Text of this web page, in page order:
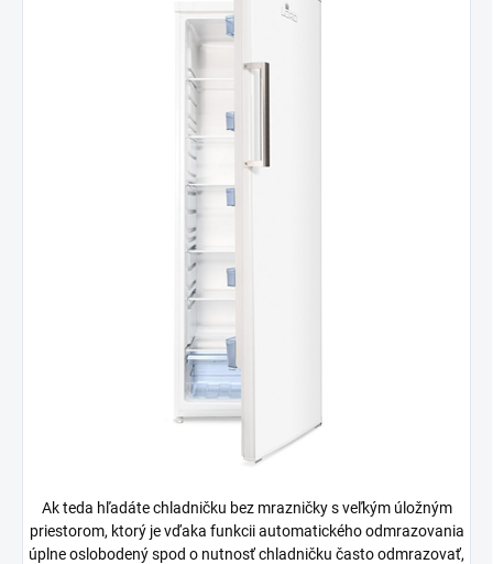
Ak teda hľadáte chladničku bez mrazničky s veľkým úložným
priestorom, ktorý je vďaka funkcii automatického odmrazovania
úplne oslobodený spod o nutnosť chladničku často odmrazovať,